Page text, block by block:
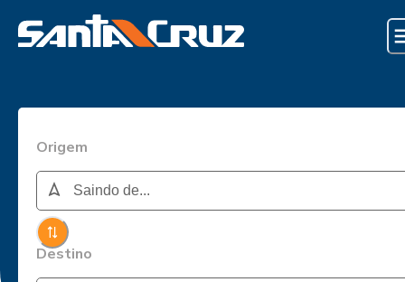
Origem
Destino